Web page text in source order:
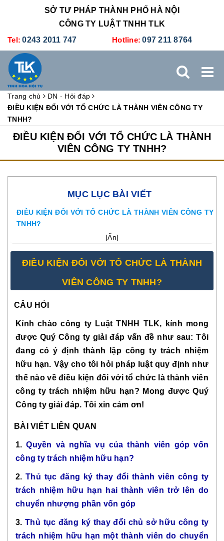
SỞ TƯ PHÁP THÀNH PHỐ HÀ NỘI
CÔNG TY LUẬT TNHH TLK
Tel: 0243 2011 747 Hotline: 097 211 8764
TRANG CHỦ GIỚI THIỆU DỊCH VỤ PHÁP LÝ
DỊCH VỤ KẾ TOÁN - THUẾ XÚC TIẾN THƯƠNG MẠI
Trang chủ
DN - Hỏi đáp
ĐIỀU KIỆN ĐỐI VỚI TỔ CHỨC LÀ THÀNH VIÊN CÔNG TY
TNHH?
ĐIỀU KIỆN ĐỐI VỚI TỔ CHỨC LÀ THÀNH
VIÊN CÔNG TY TNHH?
MỤC LỤC BÀI VIẾT
ĐIỀU KIỆN ĐỐI VỚI TỔ CHỨC LÀ THÀNH VIÊN CÔNG TY
TNHH?
[Ẩn]
ĐIỀU KIỆN ĐỐI VỚI TỔ CHỨC LÀ THÀNH
VIÊN CÔNG TY TNHH?
CÂU HỎI
Kính chào công ty Luật TNHH TLK, kính mong
được Quý Công ty giải đáp vấn đề như sau: Tôi
đang có ý định thành lập công ty trách nhiệm
hữu hạn. Vậy cho tôi hỏi pháp luật quy định như
thế nào về điều kiện đối với tổ chức là thành viên
công ty trách nhiệm hữu hạn? Mong được Quý
Công ty giải đáp. Tôi xin cảm ơn!
BÀI VIẾT LIÊN QUAN
1.Quyền và nghĩa vụ của thành viên góp vốn
công ty trách nhiệm hữu hạn?
2.Thủ tục đăng ký thay đổi thành viên công ty
trách nhiệm hữu hạn hai thành viên trở lên do
chuyển nhượng phần vốn góp
3.Thủ tục đăng ký thay đổi chủ sở hữu công ty
trách nhiệm hữu hạn một thành viên do chuyển